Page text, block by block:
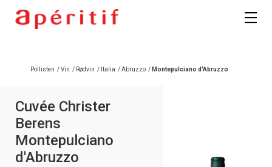
Pollisten /Vin / Rødvin / Italia /Abruzzo / Montepulciano d'Abruzzo
Cuvée Christer
Berens
Montepulciano
d'Abruzzo